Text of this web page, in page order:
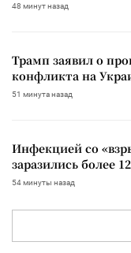
48 минут назад
Трамп заявил о
конфликта на
51 минута назад
Инфекцией со
заразились более
54 минуты назад